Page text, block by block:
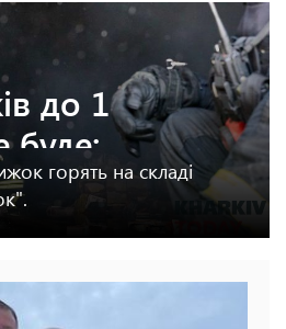
до 1
буде:
горять на складі